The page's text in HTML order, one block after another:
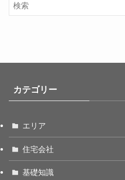
カテゴリー
エリア
住宅会社
基礎知識